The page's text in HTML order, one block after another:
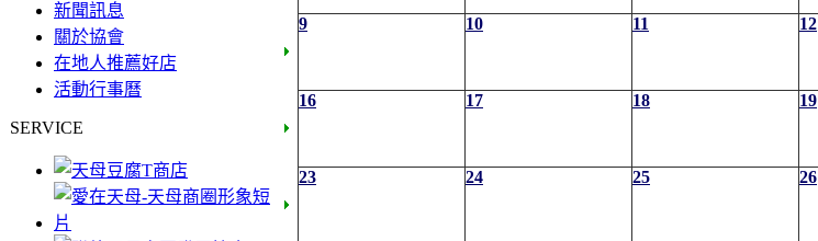
新聞訊息
關於協會
在地人推薦好店
活動行事曆
SERVICE
9 10 11 12
16 17 18 19
23 24 25 26